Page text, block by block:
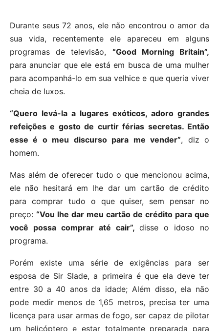
Durante seus 72 anos, ele não encontrou o amor da
sua vida, recentemente ele apareceu em alguns
programas de televisão, “Good Morning Britain”,
para anunciar que ele está em busca de uma mulher
para acompanhá-lo em sua velhice e que queria viver
cheia de luxos.
“Quero levá-la a lugares exóticos, adoro grandes
refeições e gosto de curtir férias secretas. Então
esse é o meu discurso para me vender”, diz o
homem.
Mas além de oferecer tudo o que mencionou acima,
ele não hesitará em lhe dar um cartão de crédito
para comprar tudo o que quiser, sem pensar no
preço: “Vou lhe dar meu cartão de crédito para que
você possa comprar até cair”, disse o idoso no
programa.
Porém existe uma série de exigências para ser
esposa de Sir Slade, a primeira é que ela deve ter
entre 30 a 40 anos da idade; Além disso, ela não
pode medir menos de 1,65 metros, precisa ter uma
licença para usar armas de fogo, ser capaz de pilotar
um helicóptero e estar totalmente preparada para